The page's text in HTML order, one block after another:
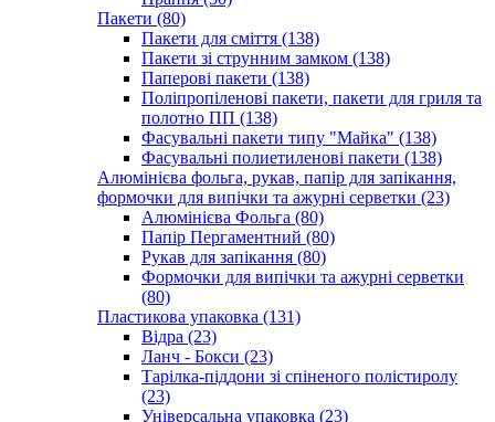
Пакети (80)
Пакети для сміття (138)
Пакети зі струнним замком (138)
Паперові пакети (138)
Поліпропіленові пакети, пакети для гриля та
полотно ПП (138)
Фасувальні пакети типу "Майка" (138)
Фасувальні полиетиленові пакети (138)
Алюмінієва фольга, рукав, папір для запікання,
формочки для випічки та ажурні серветки (23)
Алюмінієва Фольга (80)
Папір Пергаментний (80)
Рукав для запікання (80)
Формочки для випічки та ажурні серветки
(80)
Пластикова упаковка (131)
Відра (23)
Ланч - Бокси (23)
Тарілка-піддони зі спіненого полістиролу
(23)
Універсальна упаковка (23)